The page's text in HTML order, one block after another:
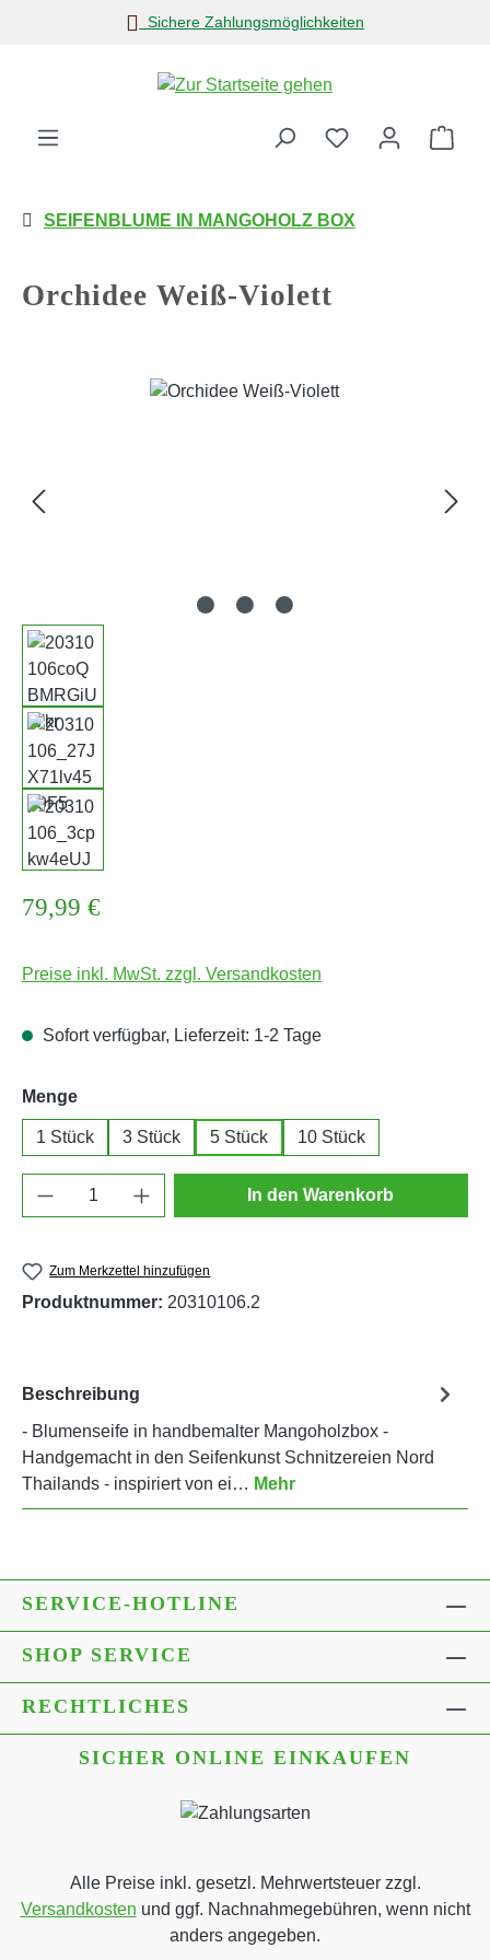
Zum Hauptinhalt springenSichere Zahlungsmöglichkeiten
SEIFENBLUME IN MANGOHOLZ BOX
Orchidee Weiß-Violett
Bildergalerie überspringen
Regulärer Preis:
79,99 €
Preise inkl. MwSt. zzgl. Versandkosten
Sofort verfügbar, Lieferzeit: 1-2 Tage
Mengeauswählen
1 Stück 3 Stück 5 Stück 10 Stück
Produkt Anzahl: Gib den gewünschten
In den Warenkorb
Zum Merkzettel hinzufügen
Produktnummer: 20310106.2
Beschreibung
- Blumenseife in handbemalter Mangoholzbox -
Handgemacht in den Seifenkunst Schnitzereien Nord
Thailands - inspiriert von ei… Mehr
SERVICE-HOTLINE
SHOP SERVICE
RECHTLICHES
SICHER ONLINE EINKAUFEN
Alle Preise inkl. gesetzl. Mehrwertsteuer zzgl.
Versandkosten und ggf. Nachnahmegebühren, wenn nicht
anders angegeben.